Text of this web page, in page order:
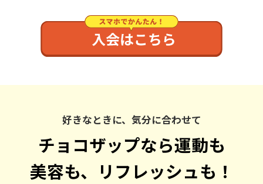
好きなときに、気分に合わせて
チョコザップなら運動も
美容も、リフレッシュも！